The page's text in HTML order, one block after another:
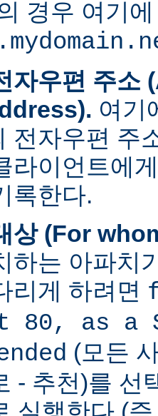
경우 여기에
자우편 주
여기
전자우편 주
라이언트에
록한다.
상 (For
하는 아파치
리게 하려면
80, as a
(모든
- 추천)를 선